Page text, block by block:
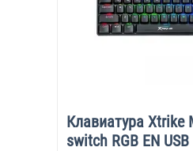
Клавиатура Xtrike
switch RGB EN